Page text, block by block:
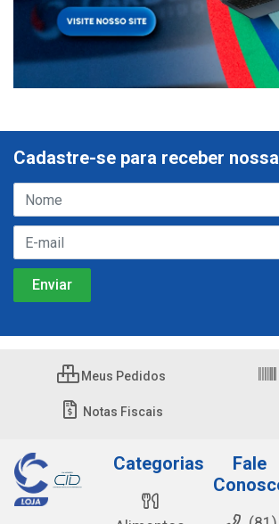
Cadastre-se para receber
Meus Pedidos
Notas Fiscais
Categorias
Fale